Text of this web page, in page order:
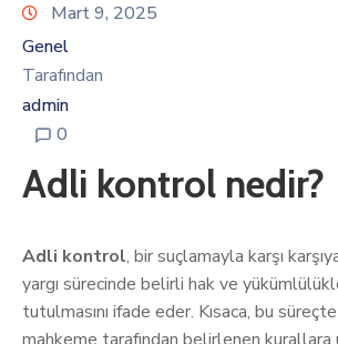
Mart 9, 2025
Genel
Tarafından
admin
0
Adli kontrol nedir?
Adli kontrol, bir suçlamayla karşı
yargı sürecinde belirli hak ve
tutulmasını ifade eder. Kısaca, bu